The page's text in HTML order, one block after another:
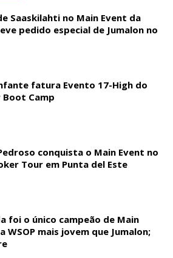
Saaskilahti no Main Event da
pedido especial de Jumalon no
fatura Evento 17-High do
Boot Camp
conquista o Main Event no
Tour em Punta del Este
foi o único campeão de Main
WSOP mais jovem que Jumalon;